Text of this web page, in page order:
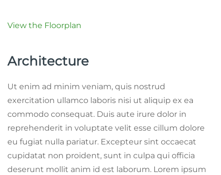
View the Floorplan
Architecture
Ut enim ad minim veniam, quis nostrud
exercitation ullamco laboris nisi ut aliquip ex ea
commodo consequat. Duis aute irure dolor in
reprehenderit in voluptate velit esse cillum dolore
eu fugiat nulla pariatur. Excepteur sint occaecat
cupidatat non proident, sunt in culpa qui officia
deserunt mollit anim id est laborum. Lorem ipsum